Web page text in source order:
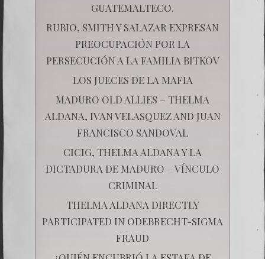
GUATEMALTECO.
RUBIO, SMITH Y SALAZAR EXPRESAN
PREOCUPACIÓN POR LA
PERSECUCIÓN A LA FAMILIA BITKOV
LOS JUECES DE LA MAFIA
MADURO OLD ALLIES – THELMA
ALDANA, IVAN VELASQUEZ AND JUAN
FRANCISCO SANDOVAL
CICIG, THELMA ALDANA Y LA
DICTADURA DE MADURO – VÍNCULO
CRIMINAL
THELMA ALDANA DIRECTLY
PARTICIPATED IN ODEBRECHT-SIGMA
FRAUD